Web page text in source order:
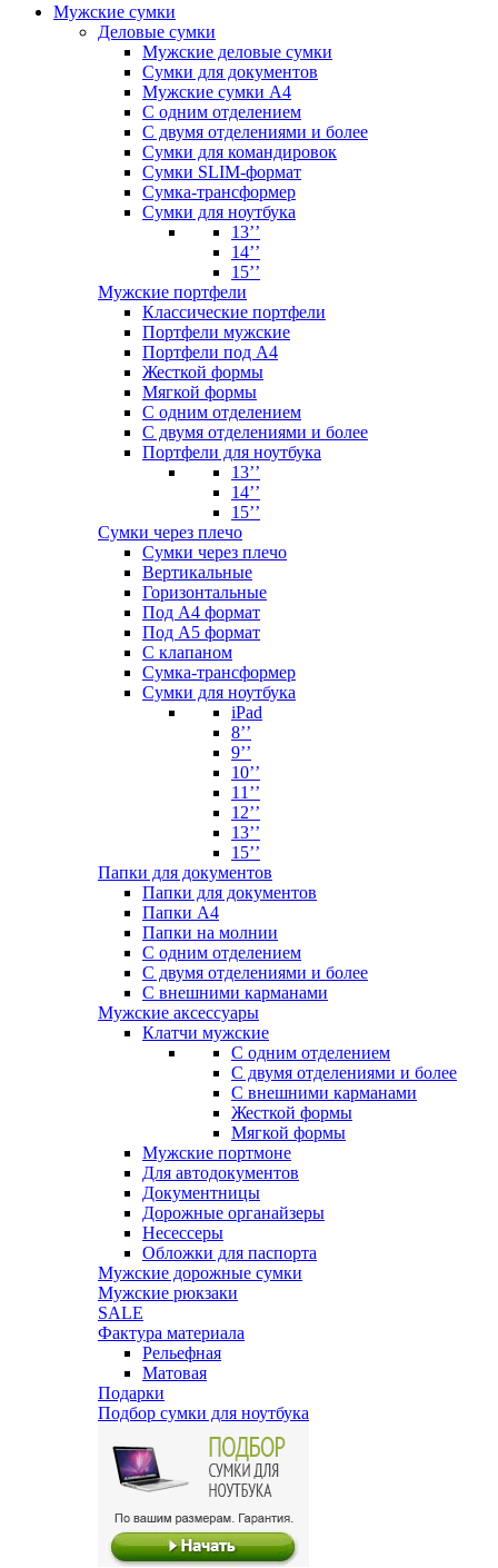
Мужские сумки
Деловые сумки
Мужские деловые сумки
Сумки для документов
Мужские сумки А4
С одним отделением
С двумя отделениями и более
Сумки для командировок
Сумки SLIM-формат
Сумка-трансформер
Сумки для ноутбука
13’’
14’’
15’’
Мужские портфели
Классические портфели
Портфели мужские
Портфели под А4
Жесткой формы
Мягкой формы
С одним отделением
С двумя отделениями и более
Портфели для ноутбука
13’’
14’’
15’’
Сумки через плечо
Сумки через плечо
Вертикальные
Горизонтальные
Под А4 формат
Под А5 формат
С клапаном
Сумка-трансформер
Сумки для ноутбука
iPad
8’’
9’’
10’’
11’’
12’’
13’’
15’’
Папки для документов
Папки для документов
Папки А4
Папки на молнии
С одним отделением
С двумя отделениями и более
С внешними карманами
Мужские аксессуары
Клатчи мужские
С одним отделением
С двумя отделениями и более
С внешними карманами
Жесткой формы
Мягкой формы
Мужские портмоне
Для автодокументов
Документницы
Дорожные органайзеры
Несессеры
Обложки для паспорта
Мужские дорожные сумки
Мужские рюкзаки
SALE
Фактура материала
Рельефная
Матовая
Подарки
Подбор сумки для ноутбука